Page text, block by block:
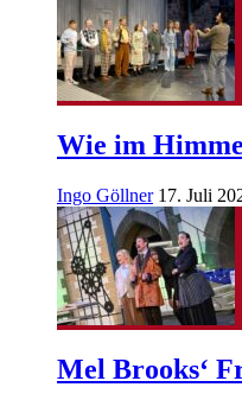
Wie im
Ingo Göllner 17. Juli
Mel Brooks‘